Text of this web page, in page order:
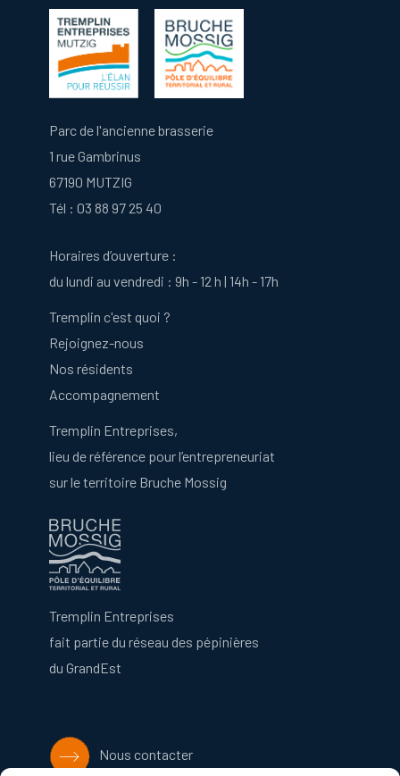
Parc de l'ancienne brasserie
1 rue Gambrinus
67190 MUTZIG
Tél : 03 88 97 25 40
Horaires d’ouverture :
du lundi au vendredi : 9h - 12 h | 14h - 17h
Tremplin c'est quoi ?
Rejoignez-nous
Nos résidents
Accompagnement
Tremplin Entreprises,
lieu de référence pour l’entrepreneuriat
sur le territoire Bruche Mossig
Tremplin Entreprises
fait partie du réseau des pépinières
du GrandEst
Nous contacter